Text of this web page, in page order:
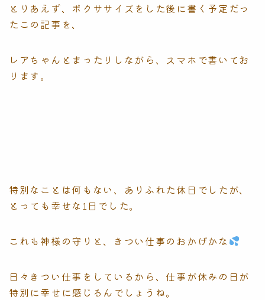
とりあえず、ボクササイズをした後に書く予定だっ
たこの記事を、
レアちゃんとまったりしながら、スマホで書いてお
ります。
特別なことは何もない、ありふれた休日でしたが、
とっても幸せな1日でした。
これも神様の守りと、きつい仕事のおかげかな
日々きつい仕事をしているから、仕事が休みの日が
特別に幸せに感じるんでしょうね。